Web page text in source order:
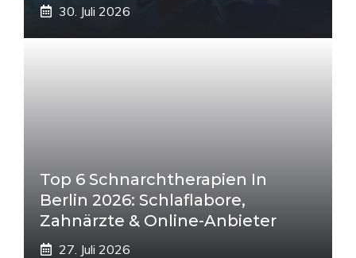
30. Juli 2026
Top 6 Schnarchtherapien In
Berlin 2026: Schlaflabore,
Zahnärzte & Online-Anbieter
27. Juli 2026